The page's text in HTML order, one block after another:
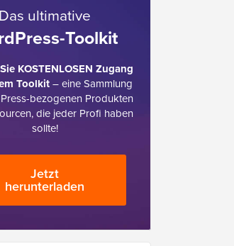
Das ultimative
Toolkit
KOSTENLOSEN Zugang
Toolkit– eine Sammlung
bezogenen Produkten
die jeder Profi haben
sollte!
Jetzt
herunterladen